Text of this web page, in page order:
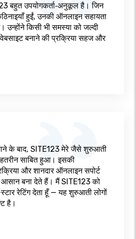
बहुत उपयोगकर्ता‑अनुकूल है। जिन
हुईं, उनकी ऑनलाइन सहायता
उन्होंने किसी भी समस्या को जल्दी
बनाने की प्रक्रिया सहज और
के बाद, SITE123 मेरे जैसे शुरुआती
साबित हुआ। इसकी
और शानदार ऑनलाइन सपोर्ट
आसान बना देते हैं। मैं SITE123 को
रेटिंग देता हूँ — यह शुरुआती लोगों
है।